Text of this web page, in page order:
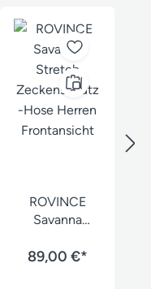
ROVINCE
Savanna
Zeckenschutz
89,00 €*